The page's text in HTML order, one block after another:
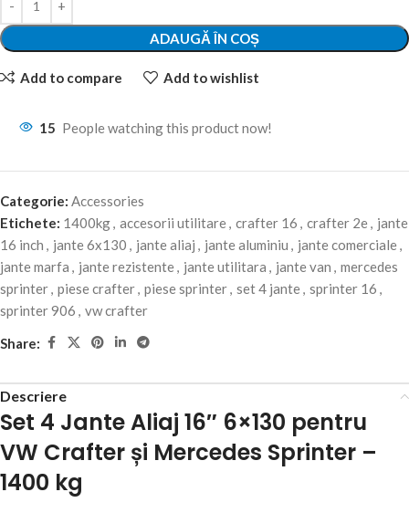
ADAUGĂ ÎN COȘ
Add to compare Add to wishlist
15 People watching this product now!
Categorie: Accessories
Etichete: 1400kg, accesorii utilitare, crafter 16 , crafter 2e, jante
16 inch , jante 6x130 , jante aliaj , jante aluminiu , jante comerciale,
jante marfa , jante rezistente, jante utilitara , jante van , mercedes
sprinter, piese crafter, piese sprinter, set 4 jante, sprinter 16 ,
sprinter 906 , vw crafter
Share:
Descriere
Set 4 Jante Aliaj 16″ 6×130 pentru
VW Crafter și Mercedes Sprinter –
1400 kg